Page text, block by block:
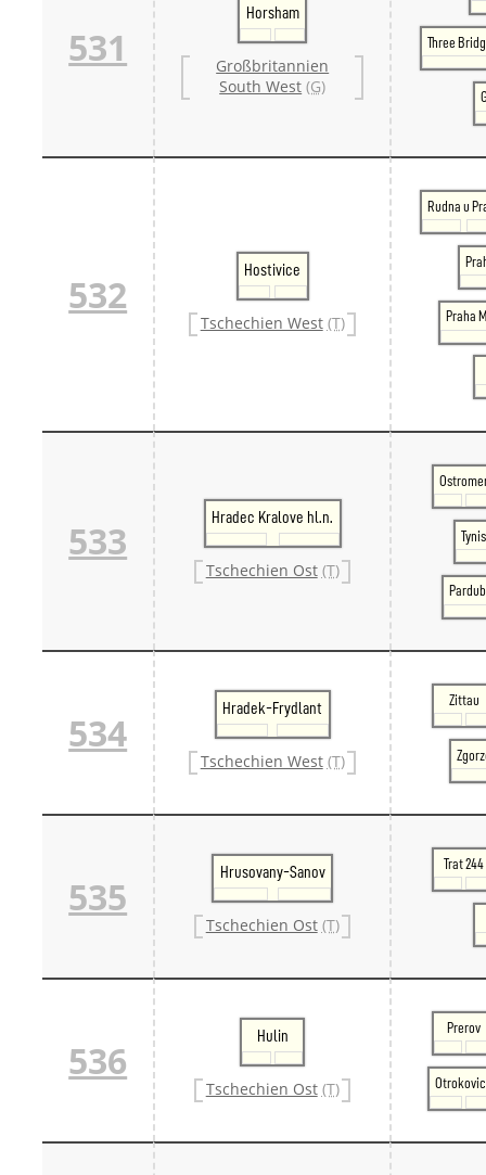
531
Horsham
Großbritannien
South West (G)
Three
532
Hostivice
Tschechien West (T)
Rudna u
Praha
533
Hradec Kralove hl.n.
Tschechien Ost (T)
534
Hradek-Frydlant
Tschechien West (T)
Zittau
535
Hrusovany-Sanov
Tschechien Ost (T)
Trat 244
536
Hulin
Tschechien Ost (T)
Prerov